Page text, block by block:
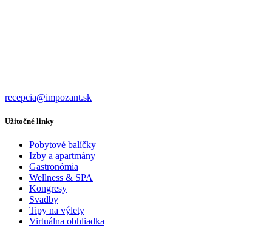
recepcia@impozant.sk
Užitočné linky
Pobytové balíčky
Izby a apartmány
Gastronómia
Wellness & SPA
Kongresy
Svadby
Tipy na výlety
Virtuálna obhliadka